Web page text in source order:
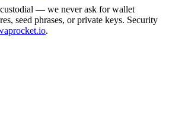
— we never ask for wallet
seed phrases, or private keys. Security
.